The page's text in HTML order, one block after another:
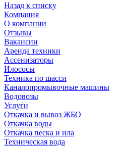
Назад к списку
Компания
О компании
Отзывы
Вакансии
Аренда техники
Ассенизаторы
Илососы
Техника по шасси
Каналопромывочные машины
Водовозы
Услуги
Откачка и вывоз ЖБО
Откачка воды
Откачка песка и ила
Техническая вода